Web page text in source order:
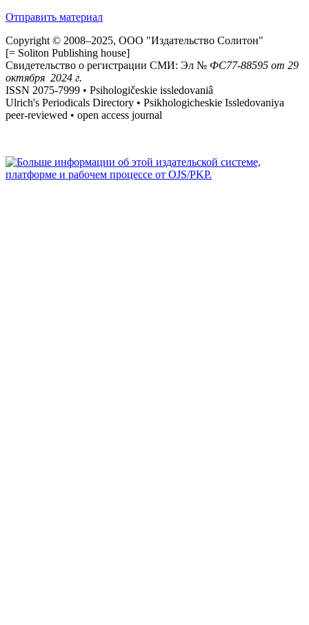
Отправить материал
Copyright © 2008–2025, ООО "Издательство Солитон"
[= Soliton Publishing house]
Свидетельство о регистрации СМИ: Эл № ФС77-88595 от 29
октября 2024 г.
ISSN 2075-7999 • Psihologičeskie issledovaniâ
Ulrich's Periodicals Directory • Psikhologicheskie Issledovaniya
peer-reviewed • open access journal